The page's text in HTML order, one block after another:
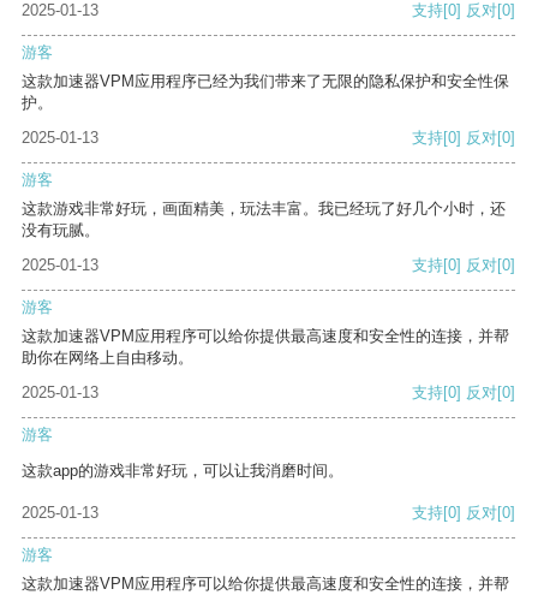
2025-01-13
支持[0] 反对[0]
游客
这款加速器VPM应用程序已经为我们带来了无限的隐私保护和安全性保
护。
2025-01-13
支持[0] 反对[0]
游客
这款游戏非常好玩，画面精美，玩法丰富。我已经玩了好几个小时，还
没有玩腻。
2025-01-13
支持[0] 反对[0]
游客
这款加速器VPM应用程序可以给你提供最高速度和安全性的连接，并帮
助你在网络上自由移动。
2025-01-13
支持[0] 反对[0]
游客
这款app的游戏非常好玩，可以让我消磨时间。
2025-01-13 支持[0] 反对[0]
游客
这款加速器VPM应用程序可以给你提供最高速度和安全性的连接，并帮